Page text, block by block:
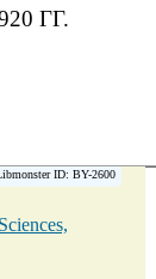
ГГ.
ID: BY-2600